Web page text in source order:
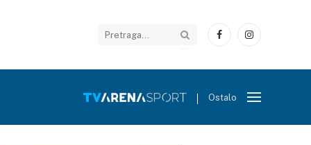
FacebookInstagram
Ostalo